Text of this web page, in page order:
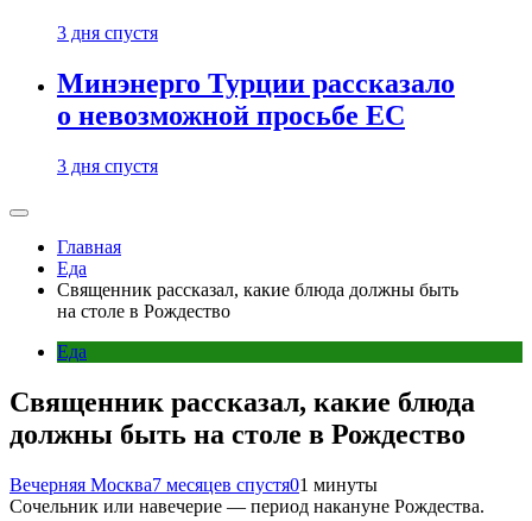
3 дня спустя
Минэнерго Турции рассказало
о невозможной просьбе ЕС
3 дня спустя
Главная
Еда
Священник рассказал, какие блюда должны быть
на столе в Рождество
Еда
Священник рассказал, какие блюда
должны быть на столе в Рождество
Вечерняя Москва7 месяцев спустя01 минуты
Сочельник или навечерие — период накануне Рождества.